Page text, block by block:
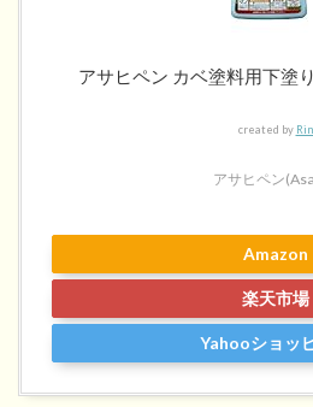
アサヒペン カベ塗料用下塗
created by
アサヒペン
Amazon
楽天市場
Yahooショッ